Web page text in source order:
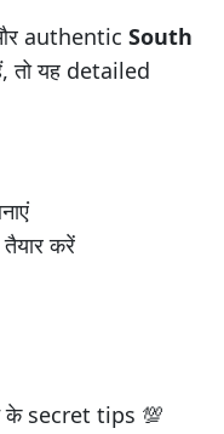
authentic South
तो यह detailed
करें
के secret tips 💯